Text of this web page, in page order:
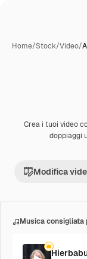
Home/Stock/Video/
PremiumCreata
Crea i tuoi video
doppiaggi
Modifica
Musica consigliata